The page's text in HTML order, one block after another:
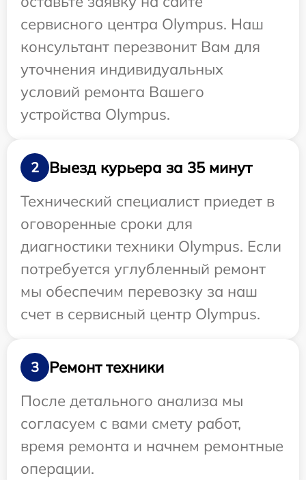
сервисного центра Olympus. Наш
консультант перезвонит Вам для
уточнения индивидуальных
условий ремонта Вашего
устройства Olympus.
2
Выезд курьера за 35 минут
Технический специалист приедет в
оговоренные сроки для
диагностики техники Olympus. Если
потребуется углубленный ремонт
мы обеспечим перевозку за наш
счет в сервисный центр Olympus.
3
Ремонт техники
После детального анализа мы
согласуем с вами смету работ,
время ремонта и начнем ремонтные
операции.